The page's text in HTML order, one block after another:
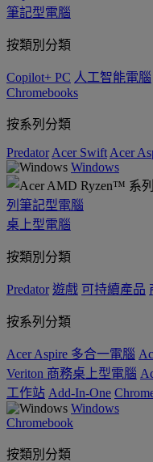
筆記型電腦
按類別分類
Copilot+ PC 人工智能電腦
Chromebooks
按系列分類
Predator Acer Swift Acer
Windows
列筆記型電腦
桌上型電腦
按類別分類
Predator 遊戲 可持續產品
按系列分類
Acer Aspire 多合一電腦
Veriton 商務桌上型電腦
工作站 Add-In-One
Windows
Chromebook
按類別分類